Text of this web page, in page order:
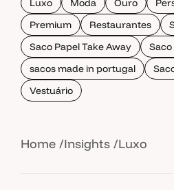
Luxo
Moda Ouro
Premium
Restaurantes
Saco Papel Take Away
sacos made in portugal
Vestuário
Home Insights Luxo